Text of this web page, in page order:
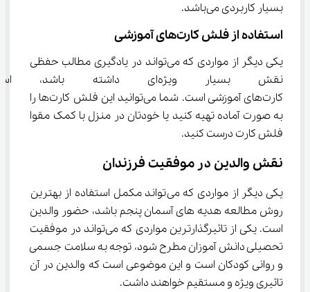
بسیار کاربردی می‌باشد.
استفاده از فلش کارت‌های آموزشی
یکی دیگر از مواردی که می‌تواند در یادگیری مطالب حفظی
نقش بسیار ویژه‌ای داشته
کارت‌های آموزشی است. شما می‌توانید این فلش کارت‌ها را
به صورت آماده تهیه کنید یا خودتان در منزل با کمک مقوا
فلش کارت درست کنید.
نقش والدین در موفقیت فرزندان
یکی دیگر از مواردی که می‌تواند مکمل استفاده از بهترین
روش مطالعه هدیه ‌های آسمان پنجم باشد، حضور والدین
است. یکی از تاثیرگذارترین مواردی که می‌تواند در موفقیت
تحصیلی دانش آموزان مطرح شود، توجه به سلامت جسمی
و روانی کودکان است و این موضوعی است که والدین در آن
تاثیری ویژه و مستقیم خواهند داشت.